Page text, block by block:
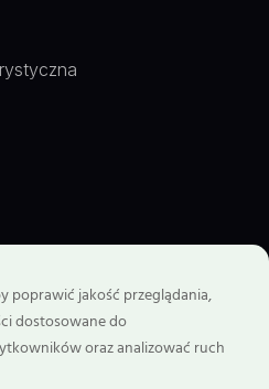
poprawić jakość przeglądania,
dostosowane do
oraz analizować ruch